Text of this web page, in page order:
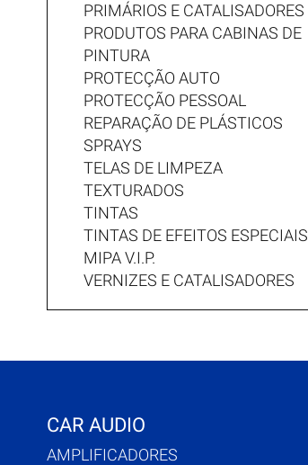
PRIMÁRIOS E CATALISADORES
PRODUTOS PARA CABINAS DE
PINTURA
PROTECÇÃO AUTO
PROTECÇÃO PESSOAL
REPARAÇÃO DE PLÁSTICOS
SPRAYS
TELAS DE LIMPEZA
TEXTURADOS
TINTAS
TINTAS DE EFEITOS ESPECIAIS
MIPA V.I.P.
VERNIZES E CATALISADORES
CAR AUDIO
AMPLIFICADORES